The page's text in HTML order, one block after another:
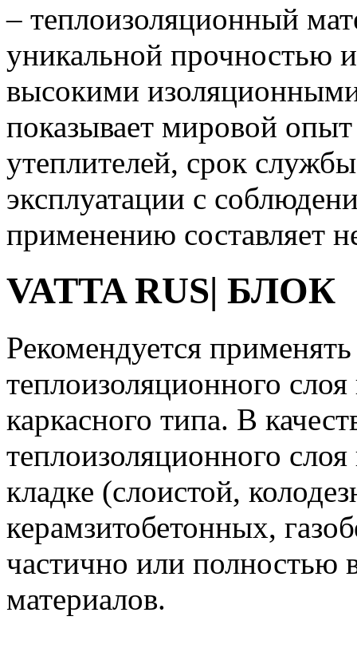
– теплоизоляционный
уникальной прочностью
высокими
показывает мировой
утеплителей, срок
эксплуатации с
применению составляет
VATTARUS| БЛОК
Рекомендуется применять
теплоизоляционного
каркасного типа. В
теплоизоляционного
кладке (слоистой,
керамзитобетонных,
частично или
материалов.